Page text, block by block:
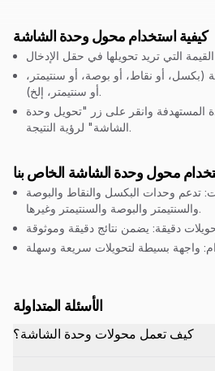
كيفية استخدام محول وحدة الشاشة
(بكسل، أو نقاط، أو بوصة، أو سنتيمتر،
أو سنتيمتر، إلخ).
الوحدة المستهدفة وانقر على زر "تحويل وحدة
الشاشة" لرؤية النتيجة.
محول وحدة الشاشة الخاص بنا
تدعم وحدات البكسل والنقاط والبوصة
والسنتيمتر والبوصة والسنتيمتر وغيرها.
الأسئلة المتداولة
كيف تعمل محولات وحدة الشاشة؟